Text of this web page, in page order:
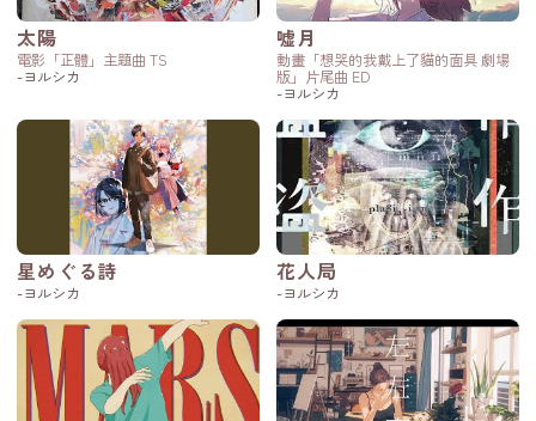
太陽
電影「正體」主題曲 TS
-ヨルシカ
嘘月
動畫「想哭的我戴上了貓的面具 劇場
版」片尾曲 ED
-ヨルシカ
星めぐる詩
-ヨルシカ
花人局
-ヨルシカ